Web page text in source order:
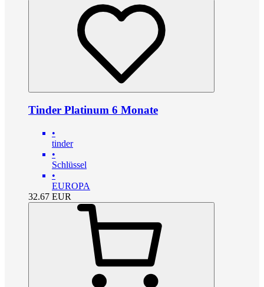
Tinder Platinum 6 Monate
•
tinder
•
Schlüssel
•
EUROPA
32.67 EUR